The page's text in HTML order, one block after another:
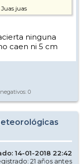
juas
ninguna
caen ni 5 cm
0
14-01-2018 22:42
21 años antes